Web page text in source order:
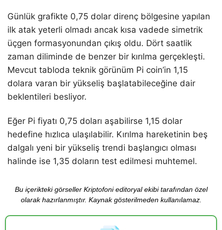
Günlük grafikte 0,75 dolar direnç bölgesine yapılan
ilk atak yeterli olmadı ancak kısa vadede simetrik
üçgen formasyonundan çıkış oldu. Dört saatlik
zaman diliminde de benzer bir kırılma gerçekleşti.
Mevcut tabloda teknik görünüm Pi coin’in 1,15
dolara varan bir yükseliş başlatabileceğine dair
beklentileri besliyor.
Eğer Pi fiyatı 0,75 doları aşabilirse 1,15 dolar
hedefine hızlıca ulaşılabilir. Kırılma hareketinin beş
dalgalı yeni bir yükseliş trendi başlangıcı olması
halinde ise 1,35 doların test edilmesi muhtemel.
Bu içerikteki görseller Kriptofoni editoryal ekibi tarafından özel
olarak hazırlanmıştır. Kaynak gösterilmeden kullanılamaz.